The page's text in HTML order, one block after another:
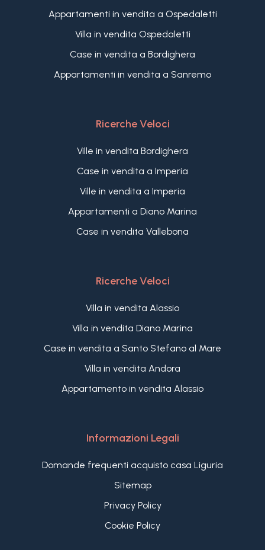
Appartamenti in vendita a Ospedaletti
Villa in vendita Ospedaletti
Case in vendita a Bordighera
Appartamenti in vendita a Sanremo
Ricerche Veloci
Ville in vendita Bordighera
Case in vendita a Imperia
Ville in vendita a Imperia
Appartamenti a Diano Marina
Case in vendita Vallebona
Ricerche Veloci
Villa in vendita Alassio
Villa in vendita Diano Marina
Case in vendita a Santo Stefano al Mare
Villa in vendita Andora
Appartamento in vendita Alassio
Informazioni Legali
Domande frequenti acquisto casa Liguria
Sitemap
Privacy Policy
Cookie Policy